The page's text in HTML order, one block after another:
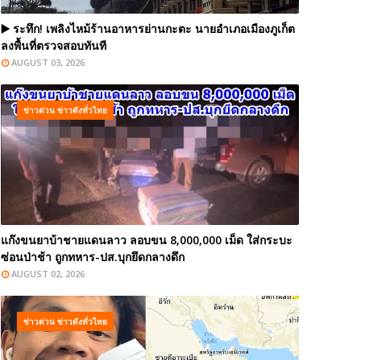
▶️ ระทึก! เพลิงไหม้ร้านอาหารย่านกะตะ นายอำเภอเมืองภูเก็ต
ลงพื้นที่ตรวจสอบทันที
AUGUST 03, 2026
ข่าวด่วน ข่าวดังทั่วไทย
แก๊งขนยาบ้าชายแดนลาว ลอบขน 8,000,000 เม็ด ใส่กระบะ
ซ่อนป่าช้า ถูกทหาร-ปส.บุกยึดกลางดึก
AUGUST 02, 2026
ข่าวด่วน ข่าวดังทั่วไทย